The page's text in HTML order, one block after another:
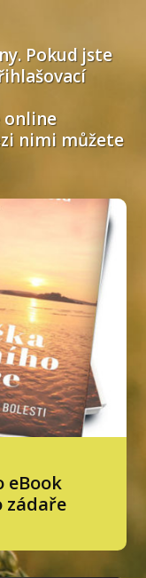
Pokud jste
online
nimi můžete
eBook
zádaře